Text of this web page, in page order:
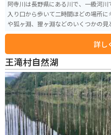
阿寺川は長野県にある川で、一級河
入り口から歩いて二時間ほどの場所
や狐ヶ淵、狸ヶ淵などのいくつかの見
詳し
王滝村自然湖